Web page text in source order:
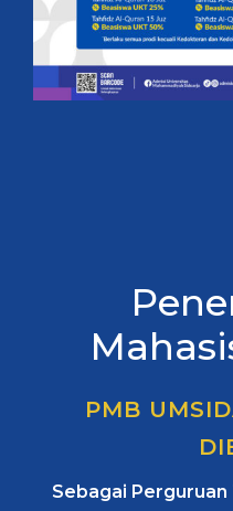
PMB
Sebagai